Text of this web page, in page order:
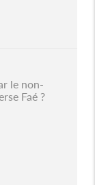
le non-
Faé ?